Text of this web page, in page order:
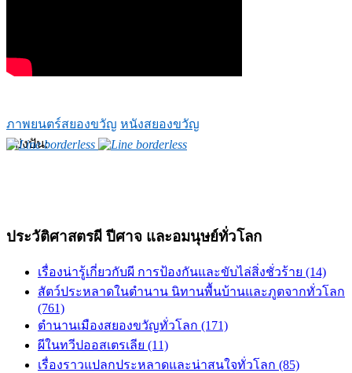
ภาพยนตร์สยองขวัญ หนังสยองขวัญ
แบ่งปัน:
ประวัติศาสตรผี ปีศาจ และอมนุษย์ทั่วโลก
เรื่องน่ารู้เกี่ยวกับผี การป้องกันและขับไล่สิ่งชั่วร้าย (14)
สัตว์ประหลาดในตำนาน นิทานพื้นบ้านและภูตจากทั่วโลก
(761)
ตำนานเมืองสยองขวัญทั่วโลก (171)
ผีในทวีปออสเตรเลีย (11)
เรื่องราวแปลกประหลาดและน่าสนใจทั่วโลก (85)